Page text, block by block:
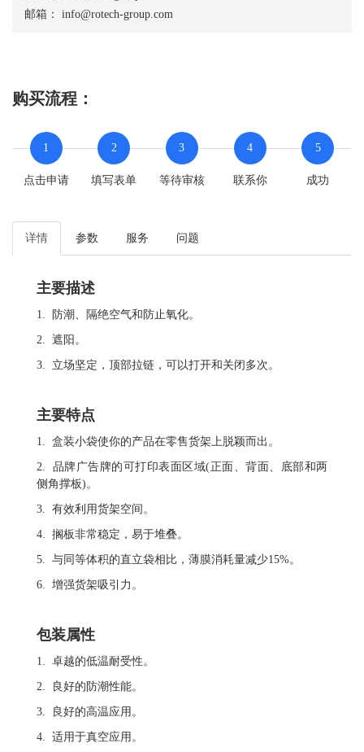
邮箱： info@rotech-group.com
购买流程：
1
点击申请
2
填写表单
3
等待审核
4
联系你
5
成功
详情 参数 服务 问题
主要描述
1. 防潮、隔绝空气和防止氧化。
2. 遮阳。
3. 立场坚定，顶部拉链，可以打开和关闭多次。
主要特点
1. 盒装小袋使你的产品在零售货架上脱颖而出。
2. 品牌广告牌的可打印表面区域(正面、背面、底部和两
侧角撑板)。
3. 有效利用货架空间。
4. 搁板非常稳定，易于堆叠。
5. 与同等体积的直立袋相比，薄膜消耗量减少15%。
6. 增强货架吸引力。
包装属性
1. 卓越的低温耐受性。
2. 良好的防潮性能。
3. 良好的高温应用。
4. 适用于真空应用。